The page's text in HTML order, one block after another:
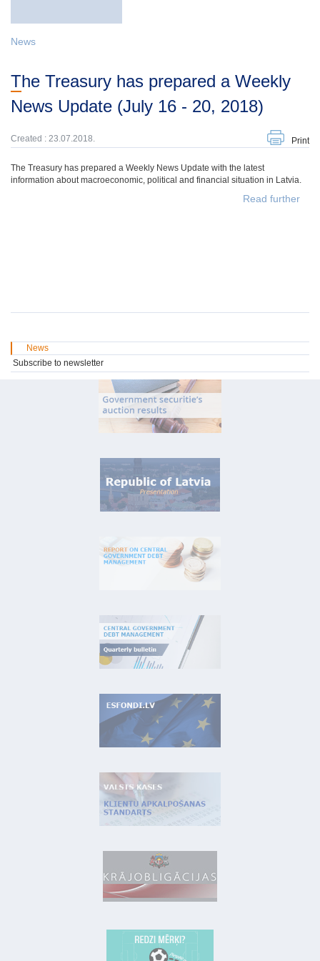
News
The Treasury has prepared a Weekly
News Update (July 16 - 20, 2018)
Created : 23.07.2018. Print
The Treasury has prepared a Weekly News Update with the latest
information about macroeconomic, political and financial situation in Latvia.
Read further
News
Subscribe to newsletter